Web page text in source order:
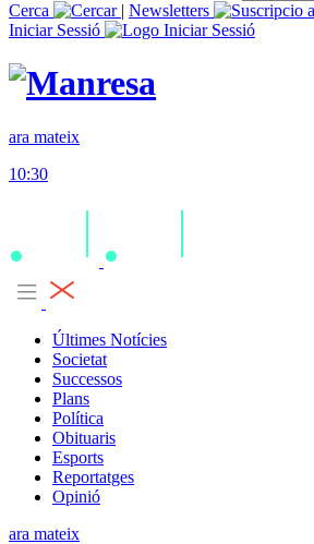
Cerca
| Newsletters
Iniciar Sessió
ara mateix
10:30
Últimes Notícies
Societat
Successos
Plans
Política
Obituaris
Esports
Reportatges
Opinió
ara mateix